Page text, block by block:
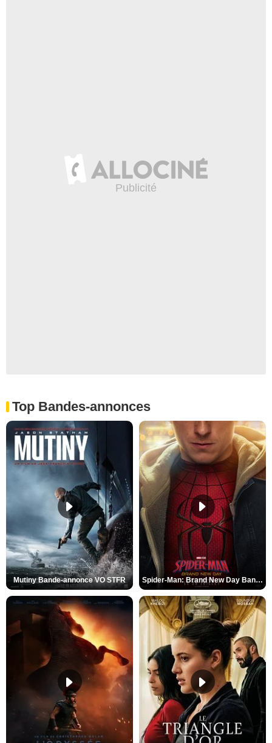
Top Bandes-annonces
Mutiny Bande-annonce VO STFR Spider-Man: Brand New Day Bande-annonce VO STFR